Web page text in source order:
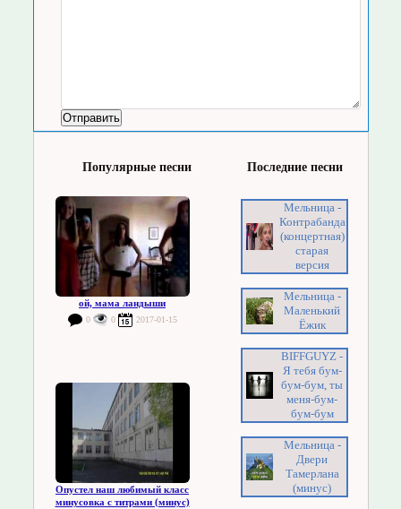
Популярные песни
ой, мама ландыши
0 0 2017-01-15
Опустел наш любимый класс
минусовка с титрами (минус)
Последние песни
Мельница -
Контрабанда
(концертная)
старая
версия
Мельница -
Маленький
Ёжик
BIFFGUYZ -
Я тебя бум-
бум-бум, ты
меня-бум-
бум-бум
Мельница -
Двери
Тамерлана
(минус)